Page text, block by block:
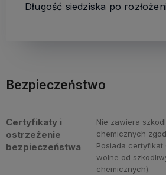
Długość siedziska po
Bezpieczeństwo
Certyfikaty i
ostrzeżenie
bezpieczeństwa
Nie zawiera
chemicznych
Posiada certyfikat
wolne od
chemicznych).